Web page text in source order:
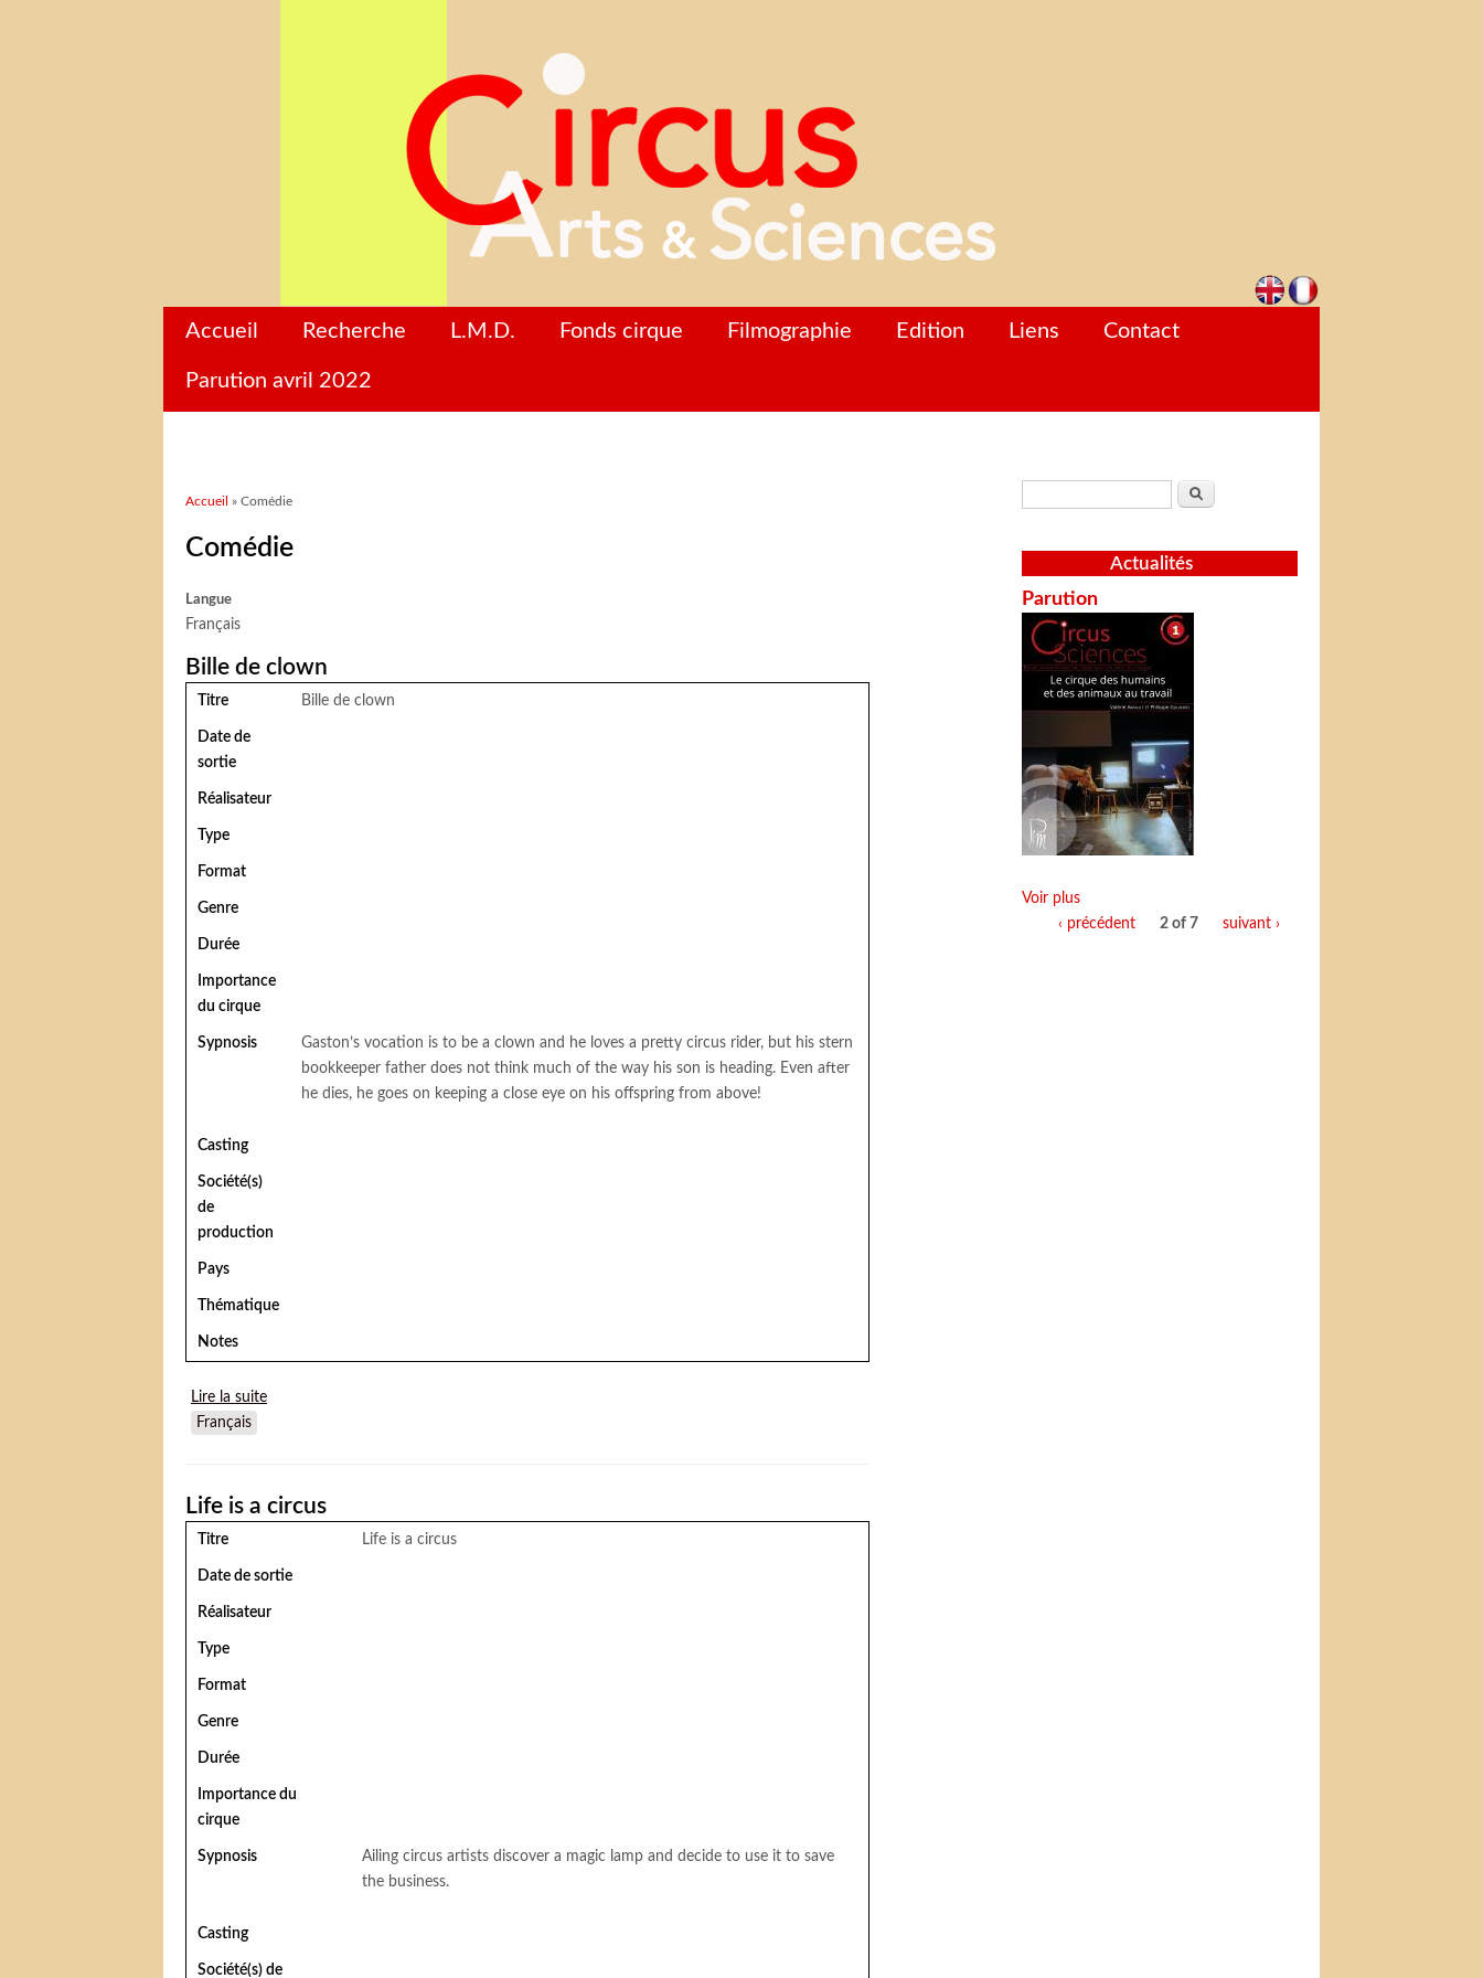
Accueil Recherche L.M.D. Fonds cirque Filmographie Edition Liens Contact
Parution avril 2022
Vous êtes ici
Accueil » Comédie
Comédie
Langue
Français
Bille de clown
Titre Bille de clown
Date de
sortie
Réalisateur
Type
Format
Genre
Durée
Importance
du cirque
Sypnosis
Gaston’s vocation is to be a clown and he loves a pretty circus rider, but his stern
bookkeeper father does not think much of the way his son is heading. Even after
he dies, he goes on keeping a close eye on his offspring from above!
Casting
Société(s)
de
production
Pays
Thématique
Notes
Lire la suite
Français
Life is a circus
Titre Life is a circus
Date de sortie
Réalisateur
Type
Format
Genre
Durée
Importance du
cirque
Sypnosis
Ailing circus artists discover a magic lamp and decide to use it to save
the business.
Casting
Société(s) de
Formulaire de recherche
Rechercher
Actualités
Parution
Voir plus
‹ précédent
2 of 7 suivant ›